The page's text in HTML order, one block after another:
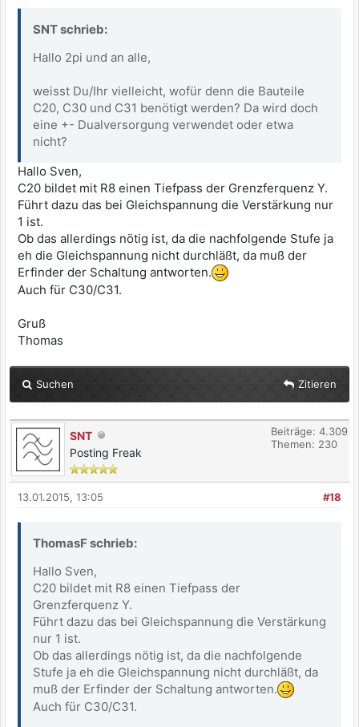
SNT schrieb:
Hallo 2pi und an alle,
weisst Du/Ihr vielleicht, wofür denn die Bauteile
C20, C30 und C31 benötigt werden? Da wird doch
eine +- Dualversorgung verwendet oder etwa
nicht?
Hallo Sven,
C20 bildet mit R8 einen Tiefpass der Grenzferquenz Y.
Führt dazu das bei Gleichspannung die Verstärkung nur
1 ist.
Ob das allerdings nötig ist, da die nachfolgende Stufe ja
eh die Gleichspannung nicht durchläßt, da muß der
Erfinder der Schaltung antworten.
Auch für C30/C31.
Gruß
Thomas
Suchen Zitieren
SNT
Posting Freak
Beiträge: 4.309
Themen: 230
#18
13.01.2015, 13:05
ThomasF schrieb:
Hallo Sven,
C20 bildet mit R8 einen Tiefpass der
Grenzferquenz Y.
Führt dazu das bei Gleichspannung die Verstärkung
nur 1 ist.
Ob das allerdings nötig ist, da die nachfolgende
Stufe ja eh die Gleichspannung nicht durchläßt, da
muß der Erfinder der Schaltung antworten.
Auch für C30/C31.